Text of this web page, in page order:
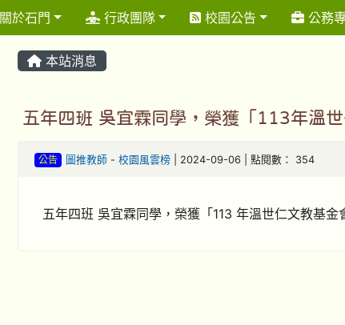
關於石門 行政團隊 校園公告 公務
本站消息
五年四班 吳宜霖同學，榮獲「113年溫
公告 圖推教師 - 校園風雲榜| 2024-09-06 | 點閱數： 354
五年四班 吳宜霖同學，榮獲「113 年溫世仁文教基金